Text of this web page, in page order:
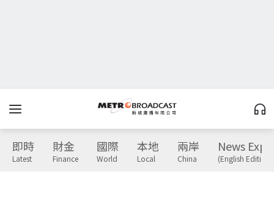
即時
Latest
財金
Finance
國際
World
本地
Local
兩岸
China
News
(English Edition)